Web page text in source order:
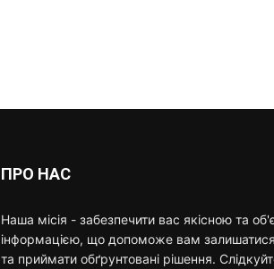
ПРО НАС
Наша місія - забезпечити вас якісною та
інформацією, що допоможе вам
та приймати обґрунтовані рішення.